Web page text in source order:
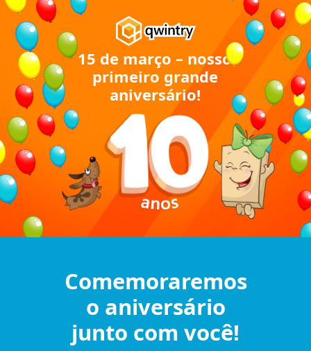
15 de março – nosso
primeiro grande
aniversário!
Comemoraremos
o aniversário
junto com você!